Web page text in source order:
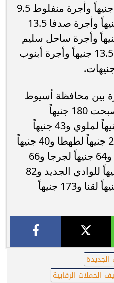
جنيهاً وأجرة القوصية 16 جنيهاً وأجرة منفلوط 9.5
جنيهاً وأجرة أبوتيج 9.5 جنيهاً وأجرة صدفا 13.5
وأجرة الغنايم 17 جنيهاً وأجرة ساحل سليم
9.5 جنيهاً وأجرة البداري 13.5 جنيهاً وأجرة أبنوب
بين محافظة أسيوط
والمحافظات الأخرى فأصبحت 180 جنيهاً
لمحافظة القاهرة و30 جنيهاً لملوي و43 جنيهاً
للمنيا و16 جنيهاً لطما و24 جنيهاً لطهطا و40 جنيهاً
لسوهاج و66 جنيهاً للبلينا و64 جنيهاً لجرجا و66
جنيهاً لدار السلام و75 جنيهاً للوادي الجديد و82
جنيهاً لنجع حمادي و92 جنيهاً لقنا و173 جنيهاً
الحملات الرقابية